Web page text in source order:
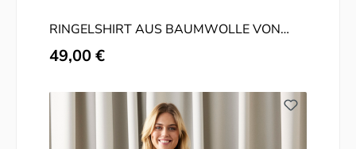
RINGELSHIRT AUS BAUMWOLLE VON
SUNA
Regulärer Preis:
49,00 €